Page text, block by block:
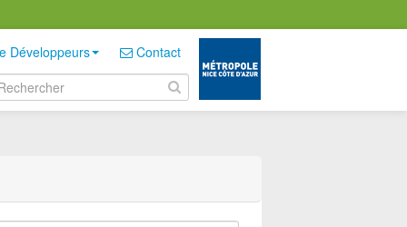
Développeurs Contact